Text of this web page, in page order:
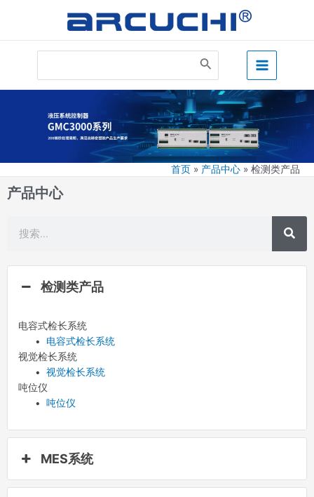
Main
Menu
检测类产品
首页 产品中心 检测类产品
产品中心
搜
检测类产品
电容式检长系统
• 电容式检长系统
视觉检长系统
• 视觉检长系统
吨位仪
• 吨位仪
MES系统